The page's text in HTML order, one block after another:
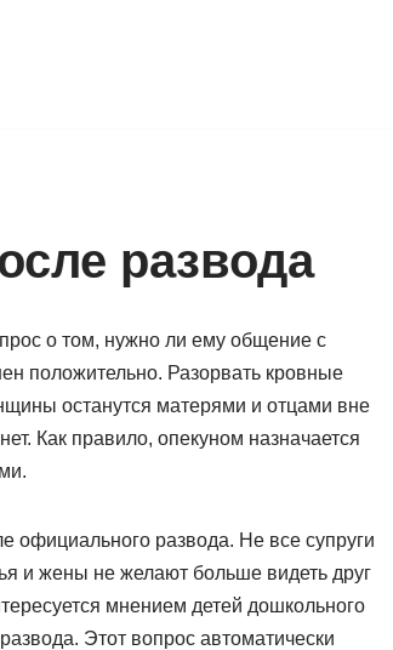
развода
о том, нужно ли ему общение с
положительно. Разорвать кровные
останутся матерями и отцами вне
Как правило, опекуном назначается
официального развода. Не все супруги
и жены не желают больше видеть друг
мнением детей дошкольного
Этот вопрос автоматически